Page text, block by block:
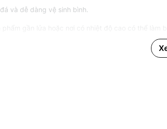
và dễ dàng vệ sinh bình.